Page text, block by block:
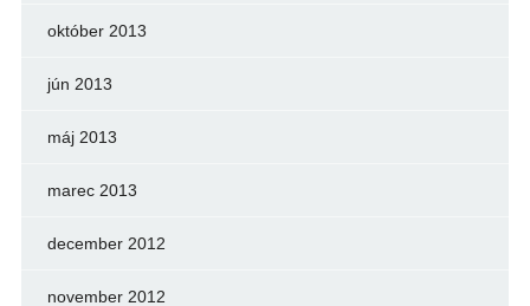
október 2013
jún 2013
máj 2013
marec 2013
december 2012
november 2012